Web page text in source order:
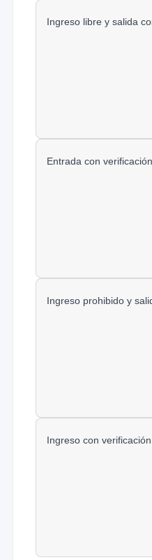
Ingreso libre y salida
Entrada con
Ingreso prohibido y
Ingreso con